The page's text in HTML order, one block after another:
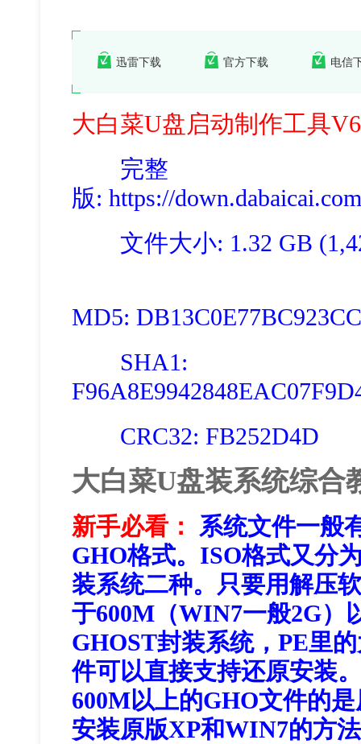
迅雷下载 官方下载 电信
大白菜U盘启动制作工具
完整
版: https://
文件大小: 1.32 GB
MD5:
SHA1:
CRC32: FB252D4D
大白菜U盘装系统综合
新手必看： 系统文件一般
GHO格式。ISO格式又分
装系统二种。只要用解压
于600M（WIN7一般2G）
GHOST封装系统，PE里
件可以直接支持还原安装
600M以上的GHO文件的
安装原版XP和WIN7的方